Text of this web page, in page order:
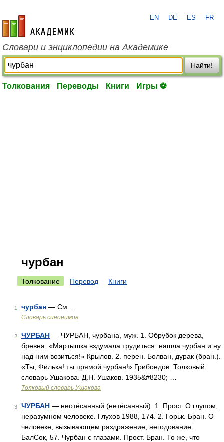
academic.ru
EN DE ES FR
Словари и энциклопедии на Академике
Найти!
Толкования Переводы Книги Игры ⚽
чурбан
Толкование Перевод Книги
1 чурбан — См …
Словарь синонимов
2 ЧУРБАН — ЧУРБАН, чурбана, муж. 1. Обрубок дерева,
бревна. «Мартышка вздумала трудиться: нашла чурбан и ну
над ним возиться!» Крылов. 2. перен. Болван, дурак (бран.).
«Ты, Филька! ты прямой чурбан!» Грибоедов. Толковый
словарь Ушакова. Д.Н. Ушаков. 1935&#8230; …
Толковый словарь Ушакова
3 ЧУРБАН — неотёсанный (нетёсанный). 1. Прост. О глупом,
неразумном человеке. Глухов 1988, 174. 2. Горьк. Бран. О
человеке, вызывающем раздражение, негодование.
БалСок, 57. Чурбан с глазами. Прост. Бран. То же, что